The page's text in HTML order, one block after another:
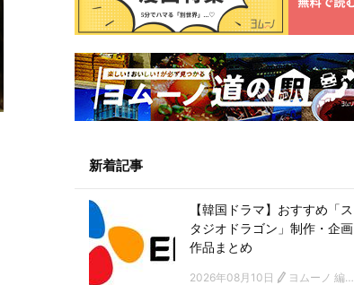
新着記事
【韓国ドラマ】おすすめ「ス
タジオドラゴン」制作・企画
作品まとめ
2026年08月10日 ヨムーノ 編集部 韓国ドラマチーム